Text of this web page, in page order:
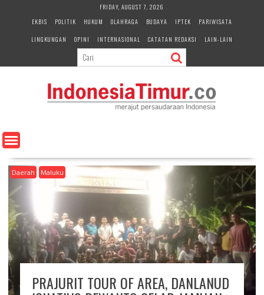
e
n
FRIDAY, AUGUST 7, 2026
EKBIS
POLITIK HUKUM OLAHRAGA BUDAYA IPTEK
PARIWISATA
LINGKUNGAN
OPINI INTERNASIONAL CATATAN REDAKSI LAIN-LAIN
Daerah Maluku
PRAJURIT TOUR OF AREA, DANLANUD